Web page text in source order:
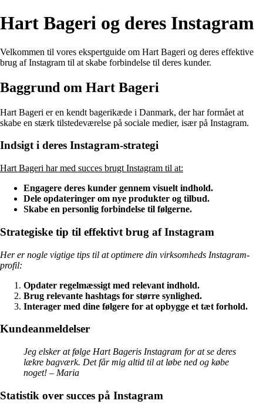
Hart Bageri og deres Instagram
Velkommen til vores ekspertguide om Hart Bageri og deres effektive
brug af Instagram til at skabe forbindelse til deres kunder.
Baggrund om Hart Bageri
Hart Bageri er en kendt bagerikæde i Danmark, der har formået at
skabe en stærk tilstedeværelse på sociale medier, især på Instagram.
Indsigt i deres Instagram-strategi
Hart Bageri har med succes brugt Instagram til at:
Engagere deres kunder gennem visuelt indhold.
Dele opdateringer om nye produkter og tilbud.
Skabe en personlig forbindelse til følgerne.
Strategiske tip til effektivt brug af Instagram
Her er nogle vigtige tips til at optimere din virksomheds Instagram-
profil:
Opdater regelmæssigt med relevant indhold.
Brug relevante hashtags for større synlighed.
Interager med dine følgere for at opbygge et tæt forhold.
Kundeanmeldelser
Jeg elsker at følge Hart Bageris Instagram for at se deres
lækre bagværk. Det får mig altid til at løbe ned og købe
noget! – Maria
Statistik over succes på Instagram